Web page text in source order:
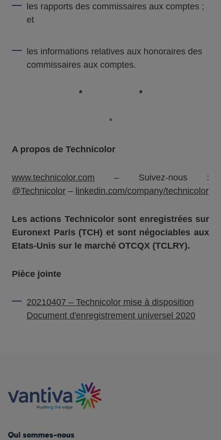
les rapports des commissaires aux comptes ;
et
les informations relatives aux honoraires des
commissaires aux comptes.
* *
*
A propos de Technicolor
www.technicolor.com – Suivez-nous :
@Technicolor – linkedin.com/company/technicolor
Les actions Technicolor sont enregistrées sur
Euronext Paris (TCH) et sont négociables aux
Etats-Unis sur le marché OTCQX (TCLRY).
Pièce jointe
20210407 – Technicolor mise à disposition
Document d'enregistrement universel 2020
Qui sommes-nous